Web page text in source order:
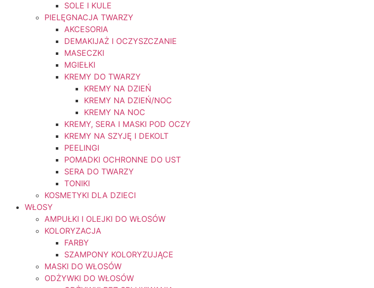
SOLE I KULE
PIELĘGNACJA TWARZY
AKCESORIA
DEMAKIJAŻ I OCZYSZCZANIE
MASECZKI
MGIEŁKI
KREMY DO TWARZY
KREMY NA DZIEŃ
KREMY NA DZIEŃ/NOC
KREMY NA NOC
KREMY, SERA I MASKI POD OCZY
KREMY NA SZYJĘ I DEKOLT
PEELINGI
POMADKI OCHRONNE DO UST
SERA DO TWARZY
TONIKI
KOSMETYKI DLA DZIECI
WŁOSY
AMPUŁKI I OLEJKI DO WŁOSÓW
KOLORYZACJA
FARBY
SZAMPONY KOLORYZUJĄCE
MASKI DO WŁOSÓW
ODŻYWKI DO WŁOSÓW